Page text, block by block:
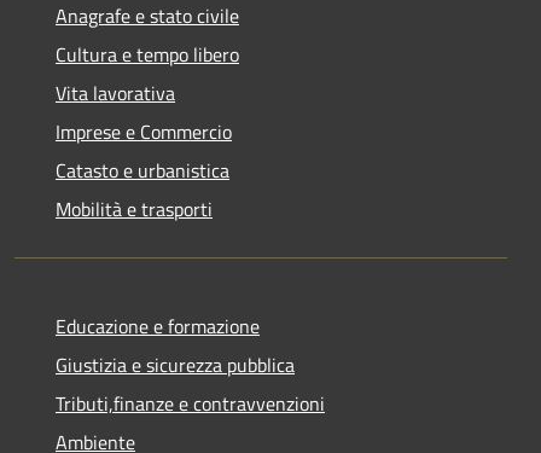
Anagrafe e stato civile
Cultura e tempo libero
Vita lavorativa
Imprese e Commercio
Catasto e urbanistica
Mobilità e trasporti
Educazione e formazione
Giustizia e sicurezza pubblica
Tributi,finanze e contravvenzioni
Ambiente